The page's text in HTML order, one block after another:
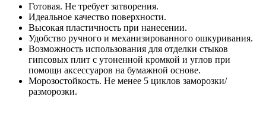
Готовая. Не требует затворения.
Идеальное качество поверхности.
Высокая пластичность при нанесении.
Удобство ручного и механизированного ошкуривания.
Возможность использования для отделки стыков
гипсовых плит с утоненной кромкой и углов при
помощи аксессуаров на бумажной основе.
Морозостойкость. Не менее 5 циклов заморозки/
разморозки.